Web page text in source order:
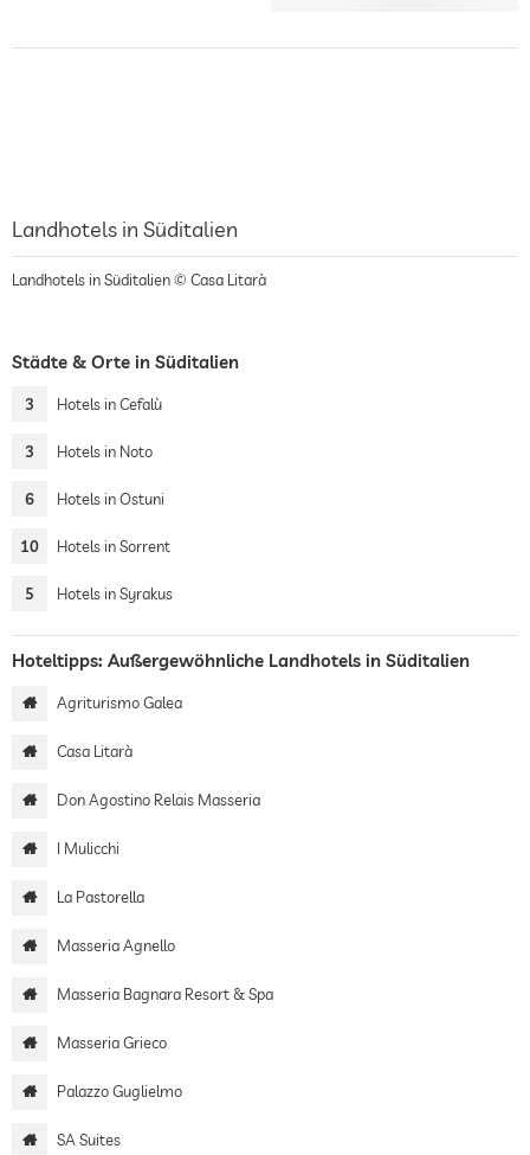
Landhotels in Süditalien
Landhotels in Süditalien © Casa Litarà
Städte & Orte in Süditalien
3 Hotels in Cefalù
3 Hotels in Noto
6 Hotels in Ostuni
10 Hotels in Sorrent
5 Hotels in Syrakus
Hoteltipps: Außergewöhnliche Landhotels in Süditalien
Agriturismo Galea
Casa Litarà
Don Agostino Relais Masseria
I Mulicchi
La Pastorella
Masseria Agnello
Masseria Bagnara Resort & Spa
Masseria Grieco
Palazzo Guglielmo
SA Suites